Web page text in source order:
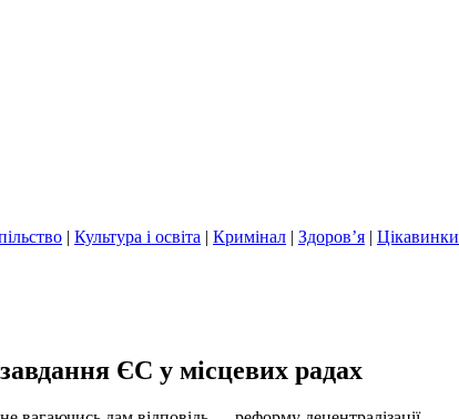
| Культура і освіта | Кримінал | Здоров’я | Цікавинки
ЄС у місцевих радах